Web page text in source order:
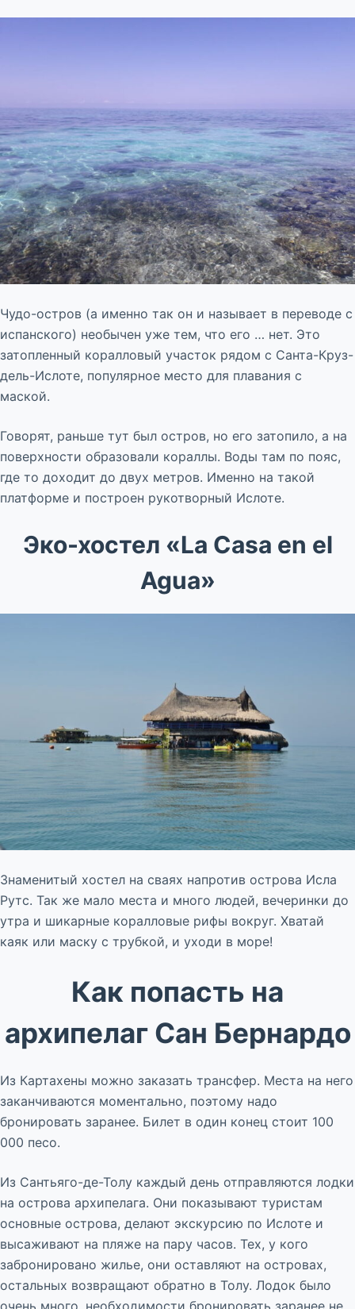
Чудо-остров (а именно так он и называет в переводе с
испанского) необычен уже тем, что его … нет. Это
затопленный коралловый участок рядом с Санта-Круз-
дель-Ислоте, популярное место для плавания с
маской.
Говорят, раньше тут был остров, но его затопило, а на
поверхности образовали кораллы. Воды там по пояс,
где то доходит до двух метров. Именно на такой
платформе и построен рукотворный Ислоте.
Эко-хостел «La Casa en el
Agua»
Знаменитый хостел на сваях напротив острова Исла
Рутс. Так же мало места и много людей, вечеринки до
утра и шикарные коралловые рифы вокруг. Хватай
каяк или маску с трубкой, и уходи в море!
Как попасть на
архипелаг Сан Бернардо
Из Картахены можно заказать трансфер. Места на него
заканчиваются моментально, поэтому надо
бронировать заранее. Билет в один конец стоит 100
000 песо.
Из Сантьяго-де-Толу каждый день отправляются лодки
на острова архипелага. Они показывают туристам
основные острова, делают экскурсию по Ислоте и
высаживают на пляже на пару часов. Тех, у кого
забронировано жилье, они оставляют на островах,
остальных возвращают обратно в Толу. Лодок было
очень много, необходимости бронировать заранее не